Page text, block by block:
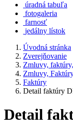
úradná tabuľa
fotogaleria
farnosť
jedálny lístok
Úvodná stránka
Zverejňovanie
Zmluvy,
Zmluvy,
Faktúry
Detail faktúry
Detail